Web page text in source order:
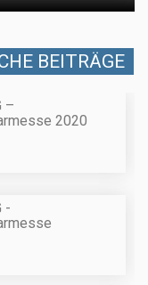
BEITRÄGE
–
2020
-